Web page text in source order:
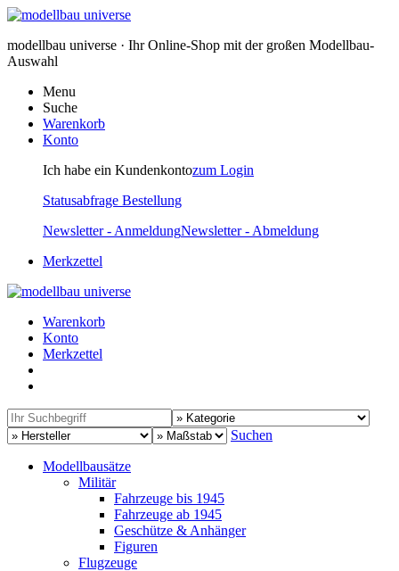
modellbau universe · Ihr Online-Shop mit der großen Modellbau-
Auswahl
Menu
Suche
Warenkorb
Konto
Ich habe ein Kundenkontozum Login
Statusabfrage Bestellung
Newsletter - AnmeldungNewsletter - Abmeldung
Merkzettel
Warenkorb
Konto
Merkzettel
Suchen
Modellbausätze
Militär
Fahrzeuge bis 1945
Fahrzeuge ab 1945
Geschütze & Anhänger
Figuren
Flugzeuge